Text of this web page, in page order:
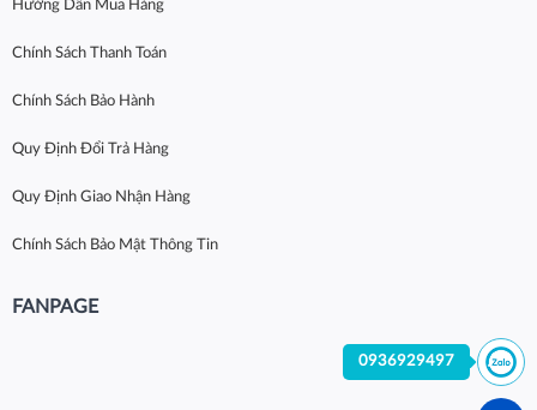
Hướng Dẫn Mua Hàng
Chính Sách Thanh Toán
Chính Sách Bảo Hành
Quy Định Đổi Trả Hàng
Quy Định Giao Nhận Hàng
Chính Sách Bảo Mật Thông Tin
FANPAGE
0936929497